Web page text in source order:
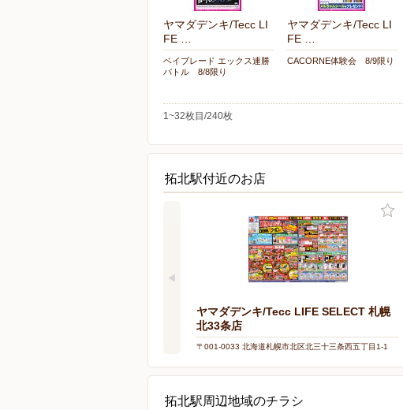
ヤマダデンキ/Tecc LI
FE …
ベイブレード エックス連勝
バトル 8/8限り
ヤマダデンキ/Tecc LI
FE …
CACORNE体験会 8/9限り
1~32枚目/240枚
拓北駅付近のお店
ヤマダデンキ/Tecc LIFE SELECT 札幌
北33条店
〒001-0033 北海道札幌市北区北三十三条西五丁目1-1
拓北駅周辺地域のチラシ